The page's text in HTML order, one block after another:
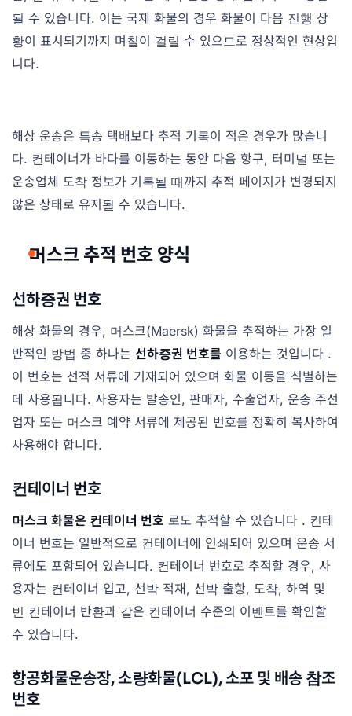
될 수 있습니다. 이는 국제 화물의 경우 화물이 다음 진행 상
황이 표시되기까지 며칠이 걸릴 수 있으므로 정상적인 현상입
니다.
해상 운송은 특송 택배보다 추적 기록이 적은 경우가 많습니
다. 컨테이너가 바다를 이동하는 동안 다음 항구, 터미널 또는
운송업체 도착 정보가 기록될 때까지 추적 페이지가 변경되지
않은 상태로 유지될 수 있습니다.
머스크 추적 번호 양식
선하증권 번호
해상 화물의 경우, 머스크(Maersk) 화물을 추적하는 가장 일
반적인 방법 중 하나는 선하증권 번호를 이용하는 것입니다 .
이 번호는 선적 서류에 기재되어 있으며 화물 이동을 식별하는
데 사용됩니다. 사용자는 발송인, 판매자, 수출업자, 운송 주선
업자 또는 머스크 예약 서류에 제공된 번호를 정확히 복사하여
사용해야 합니다.
컨테이너 번호
머스크 화물은 컨테이너 번호 로도 추적할 수 있습니다 . 컨테
이너 번호는 일반적으로 컨테이너에 인쇄되어 있으며 운송 서
류에도 포함되어 있습니다. 컨테이너 번호로 추적할 경우, 사
용자는 컨테이너 입고, 선박 적재, 선박 출항, 도착, 하역 및
빈 컨테이너 반환과 같은 컨테이너 수준의 이벤트를 확인할
수 있습니다.
항공화물운송장, 소량화물(LCL), 소포 및 배송 참조
번호